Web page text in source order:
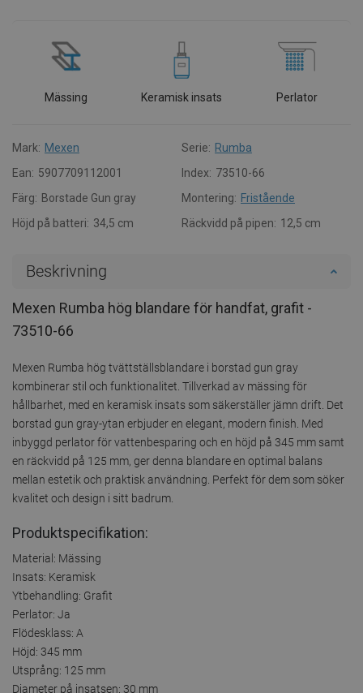
Mässing Keramisk insats Perlator
Mark: Mexen Serie: Rumba
Ean: 5907709112001 Index: 73510-66
Färg: Borstade Gun gray Montering: Fristående
Höjd på batteri: 34,5 cm Räckvidd på pipen: 12,5 cm
Beskrivning
Mexen Rumba hög blandare för handfat, grafit -
73510-66
Mexen Rumba hög tvättställsblandare i borstad gun gray
kombinerar stil och funktionalitet. Tillverkad av mässing för
hållbarhet, med en keramisk insats som säkerställer jämn drift. Det
borstad gun gray-ytan erbjuder en elegant, modern finish. Med
inbyggd perlator för vattenbesparing och en höjd på 345 mm samt
en räckvidd på 125 mm, ger denna blandare en optimal balans
mellan estetik och praktisk användning. Perfekt för dem som söker
kvalitet och design i sitt badrum.
Produktspecifikation:
Material: Mässing
Insats: Keramisk
Ytbehandling: Grafit
Perlator: Ja
Flödesklass: A
Höjd: 345 mm
Utsprång: 125 mm
Diameter på insatsen: 30 mm